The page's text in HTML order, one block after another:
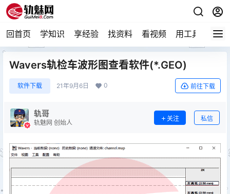
回首页 学知识 享经验 找资料 看视频 用工具 论技
Wavers轨检车波形图查看软件(*.GEO)
软件下载 21年9月6日 0 前往下载
轨哥
轨魅网 创始人
关注 私信